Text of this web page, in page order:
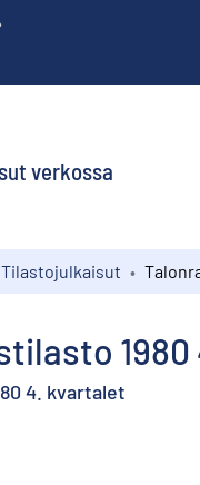
verkossa
Tilastojulkaisut
1980
4. kvartalet